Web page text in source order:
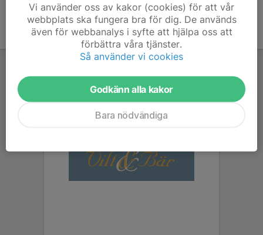
Vi använder oss av kakor (cookies) för att vår
webbplats ska fungera bra för dig. De används
även för webbanalys i syfte att hjälpa oss att
förbättra våra tjänster.
Så använder vi cookies
Godkänn alla kakor
Bara nödvändiga